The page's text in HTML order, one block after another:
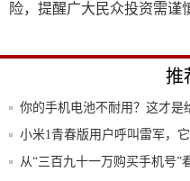
险，提醒广大民众投资需谨
推
你的手机电池不耐用？这才是
正确方
小米1青春版用户呼叫雷军，
依然流
从“三百九十一万购买手机号”